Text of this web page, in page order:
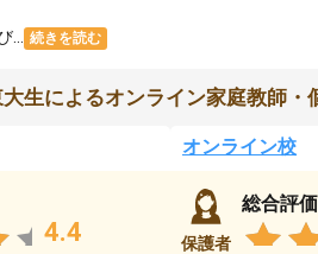
続きを読む
生によるオンライン家庭教師・
4.4
オンライン校
保護者
総合評価